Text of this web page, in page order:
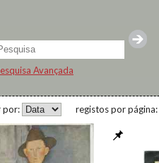
Avançada
registos por página:
por: